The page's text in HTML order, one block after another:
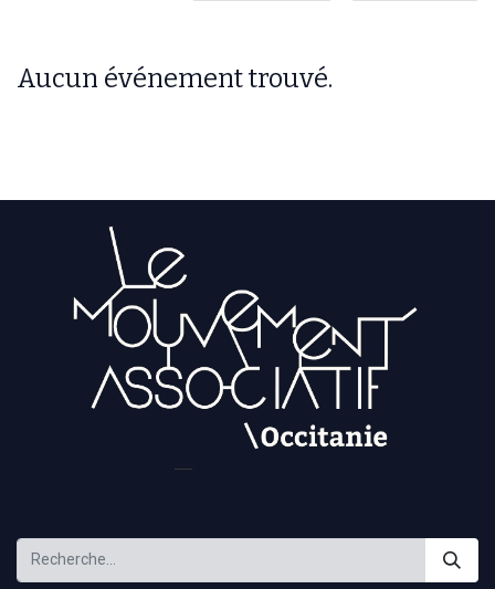
Aucun événement trouvé.